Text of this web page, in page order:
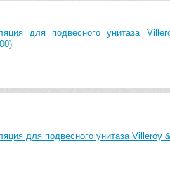
для подвесного унитаза
для подвесного унитаза Villeroy